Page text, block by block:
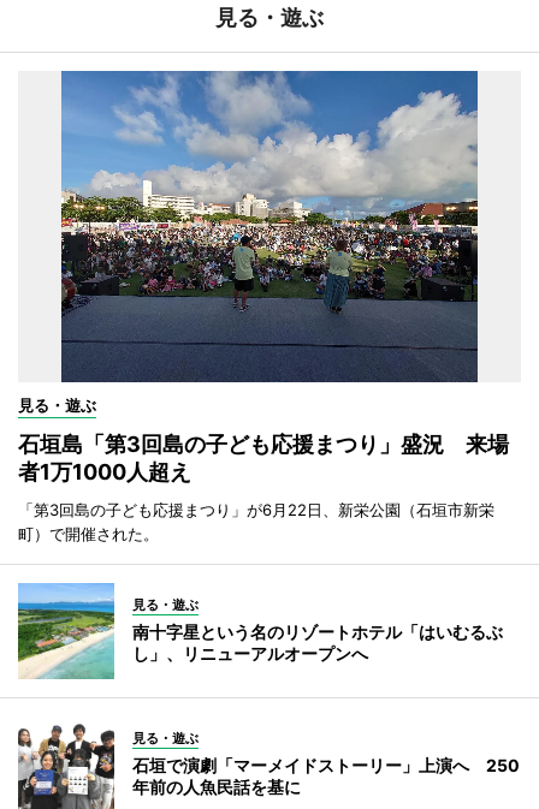
見る・遊ぶ
見る・遊ぶ
石垣島「第3回島の子ども応援まつり」盛況 来場
者1万1000人超え
「第3回島の子ども応援まつり」が6月22日、新栄公園（石垣市新栄
町）で開催された。
見る・遊ぶ
南十字星という名のリゾートホテル「はいむるぶ
し」、リニューアルオープンへ
見る・遊ぶ
石垣で演劇「マーメイドストーリー」上演へ 250
年前の人魚民話を基に